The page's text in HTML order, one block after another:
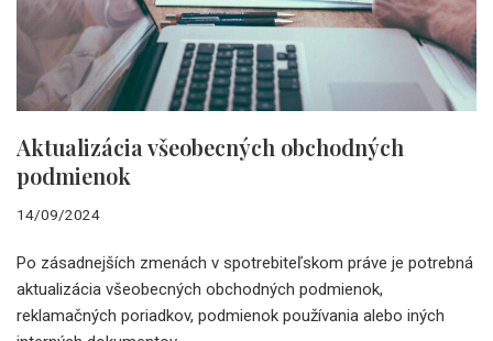
Aktualizácia všeobecných obchodných
podmienok
14/09/2024
Po zásadnejších zmenách v spotrebiteľskom práve je potrebná
aktualizácia všeobecných obchodných podmienok,
reklamačných poriadkov, podmienok používania alebo iných